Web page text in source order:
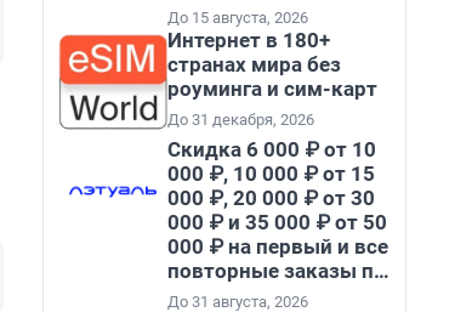
До 15 августа, 2026
Интернет в 180+
странах мира без
роуминга и сим-карт
До 31 декабря, 2026
Скидка 6 000 ₽ от 10
000 ₽, 10 000 ₽ от 15
000 ₽, 20 000 ₽ от 30
000 ₽ и 35 000 ₽ от 50
000 ₽ на первый и все
повторные заказы по
промокоду НАБЕРИ
До 31 августа, 2026